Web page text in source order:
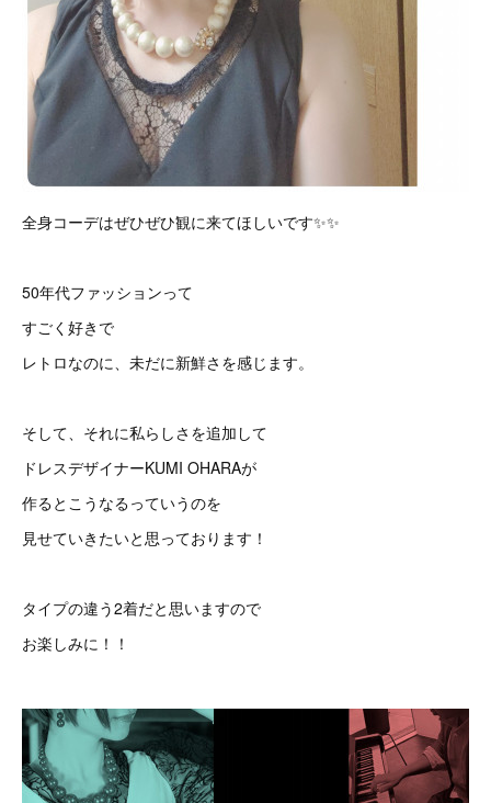
全身コーデはぜひぜひ観に来てほしいです✨✨
50年代ファッションって
すごく好きで
レトロなのに、未だに新鮮さを感じます。
そして、それに私らしさを追加して
ドレスデザイナーKUMI OHARAが
作るとこうなるっていうのを
見せていきたいと思っております！
タイプの違う2着だと思いますので
お楽しみに！！